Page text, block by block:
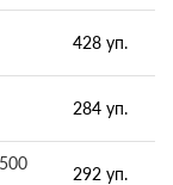
428 уп.
284 уп.
292 уп.